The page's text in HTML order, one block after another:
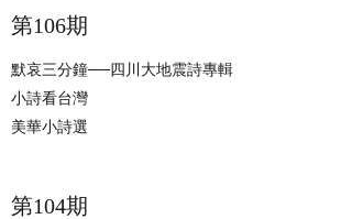
​​第106期
默哀三分鐘──四川大地震詩專輯
小詩看台灣
美華小詩選
​​第104期